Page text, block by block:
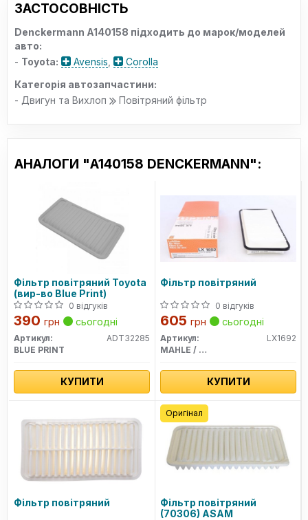
ЗАСТОСОВНІСТЬ
Denckermann A140158 підходить до марок/моделей
авто:
- Toyota: Avensis
Corolla
Категорія автозапчастини:
- Двигун та Вихлоп
Повітряний фільтр
АНАЛОГИ "A140158 DENCKERMANN":
Фільтр повітряний Toyota
(вир-во Blue Print)
0 відгуків
390 грн сьогодні
Артикул:
ADT32285
BLUE PRINT
КУПИТИ
Фільтр повітряний
0 відгуків
605 грн сьогодні
Артикул:
LX1692
MAHLE / KNECHT
КУПИТИ
Фільтр повітряний
Фільтр повітряний
(70306) ASAM
Оригінал